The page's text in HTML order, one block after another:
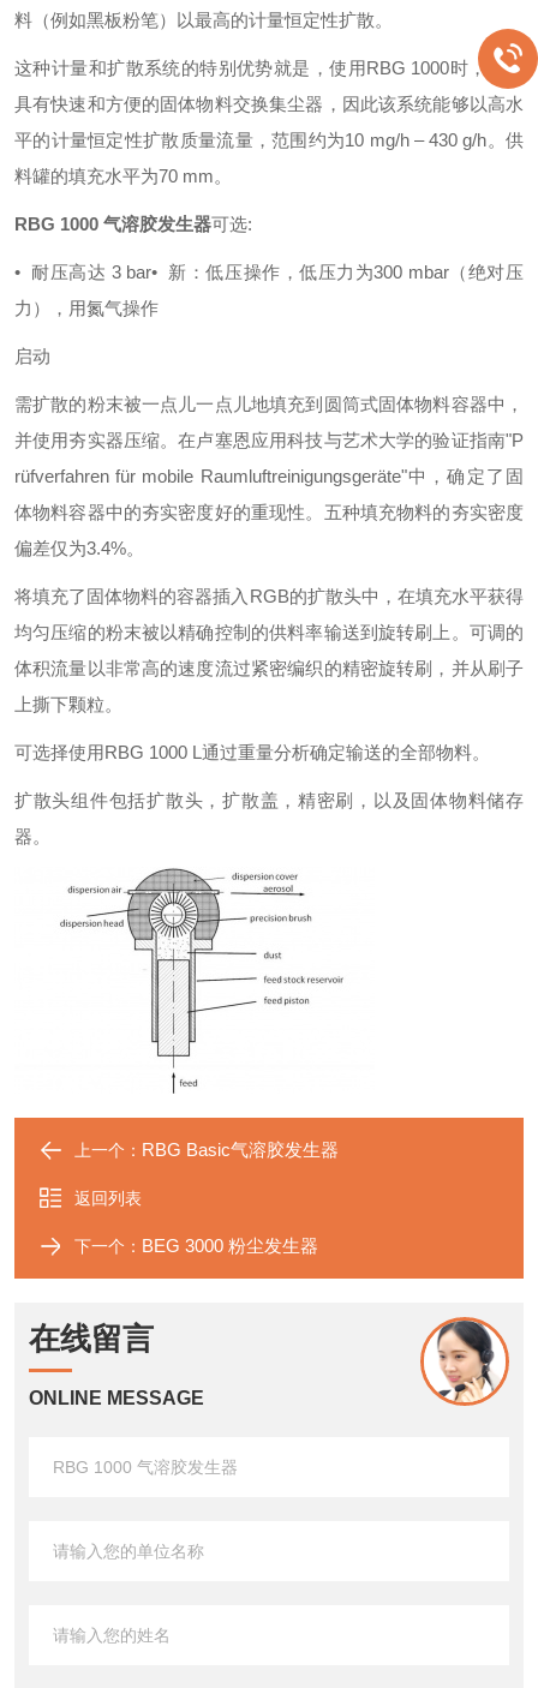
料（例如黑板粉笔）以最高的计量恒定性扩散。
这种计量和扩散系统的特别优势就是，使用RBG 1000时，由于
具有快速和方便的固体物料交换集尘器，因此该系统能够以高水
平的计量恒定性扩散质量流量，范围约为10 mg/h – 430 g/h。供
料罐的填充水平为70 mm。
RBG 1000 气溶胶发生器可选:
• 耐压高达 3 bar• 新：低压操作，低压力为300 mbar（绝对压
力），用氮气操作
启动
需扩散的粉末被一点儿一点儿地填充到圆筒式固体物料容器中，
并使用夯实器压缩。在卢塞恩应用科技与艺术大学的验证指南"P
rüfverfahren für mobile Raumluftreinigungsgeräte"中，确定了固
体物料容器中的夯实密度好的重现性。五种填充物料的夯实密度
偏差仅为3.4%。
将填充了固体物料的容器插入RGB的扩散头中，在填充水平获得
均匀压缩的粉末被以精确控制的供料率输送到旋转刷上。可调的
体积流量以非常高的速度流过紧密编织的精密旋转刷，并从刷子
上撕下颗粒。
可选择使用RBG 1000 L通过重量分析确定输送的全部物料。
扩散头组件包括扩散头，扩散盖，精密刷，以及固体物料储存
器。
上一个： RBG Basic气溶胶发生器
返回列表
下一个： BEG 3000 粉尘发生器
在线留言
ONLINE MESSAGE